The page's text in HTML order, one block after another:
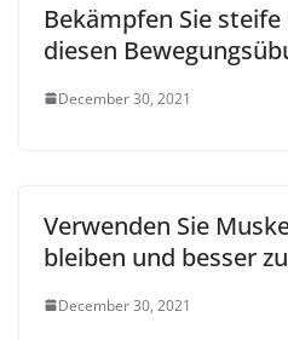
Bekämpfen Sie
diesen
December 30, 2021
Verwenden Sie
bleiben und besser
December 30, 2021